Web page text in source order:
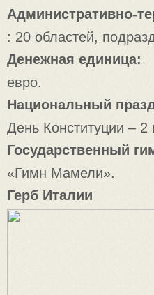
Административно-
: 20 областей,
Денежная единица:
евро.
Национальный
День Конституции – 2
Государственный
«Гимн Мамели».
Герб Италии